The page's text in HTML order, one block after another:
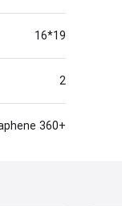
19*16
2
+Graphene 360